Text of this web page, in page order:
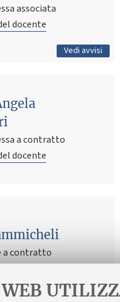
WEB
associata
docente
Vedi avvisi
2025 17:05
Tutti gli avvisi
a contratto
docente
a contratto
Vedi avvisi
lezione 24 ottobre 2024
Tutti gli avvisi